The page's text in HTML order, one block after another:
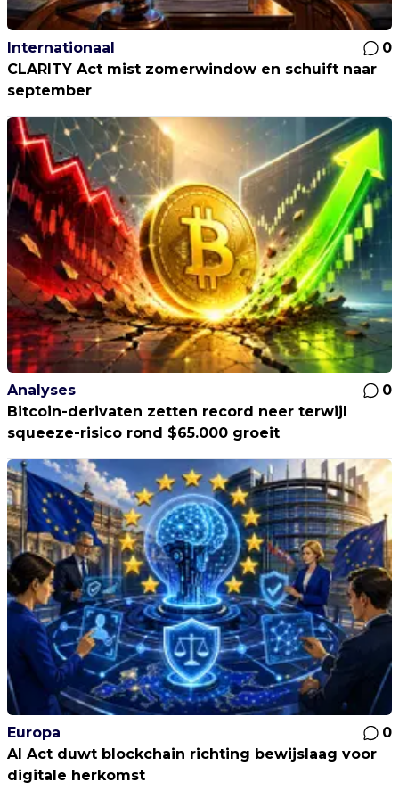
Internationaal
0
CLARITY Act mist zomerwindow en schuift naar
september
Analyses
0
Bitcoin-derivaten zetten record neer terwijl
squeeze-risico rond $65.000 groeit
Europa
0
AI Act duwt blockchain richting bewijslaag voor
digitale herkomst